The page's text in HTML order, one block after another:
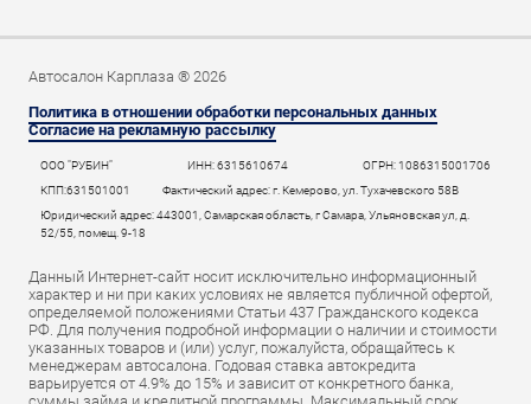
Пробег
Год новее
Год старше
Автосалон Карплаза ® 2026
Политика в отношении обработки персональных данных
Согласие на рекламную рассылку
ООО "РУБИН" ИНН: 6315610674
ОГРН: 1086315001706
КПП:631501001
Фактический адрес: г. Кемерово, ул. Тухачевского 58В
Юридический адрес: 443001, Самарская область, г Самара, Ульяновская ул, д.
52/55, помещ. 9-18
Данный Интернет-сайт носит исключительно информационный
характер и ни при каких условиях не является публичной офертой,
определяемой положениями Статьи 437 Гражданского кодекса
РФ. Для получения подробной информации о наличии и стоимости
указанных товаров и (или) услуг, пожалуйста, обращайтесь к
менеджерам автосалона. Годовая ставка автокредита
варьируется от 4.9% до 15% и зависит от конкретного банка,